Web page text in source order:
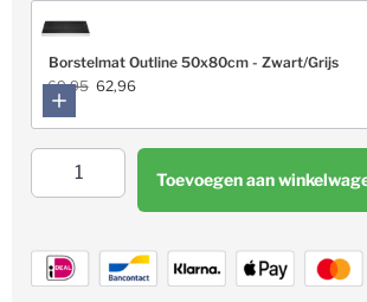
Borstelmat Outline 50x80cm - Zwart/Grijs
69,95 62,96
Toevoegen aan